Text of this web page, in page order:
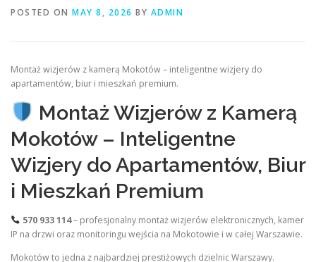
PL
POSTED ON MAY 8, 2026 BY ADMIN
Montaż wizjerów z kamerą Mokotów – inteligentne wizjery do
apartamentów, biur i mieszkań premium.
Montaż Wizjerów z Kamerą
Mokotów – Inteligentne
Wizjery do Apartamentów, Biur
i Mieszkań Premium
570 933 114– profesjonalny montaż wizjerów elektronicznych, kamer
IP na drzwi oraz monitoringu wejścia na Mokotowie i w całej Warszawie.
Mokotów to jedna z najbardziej prestiżowych dzielnic Warszawy.